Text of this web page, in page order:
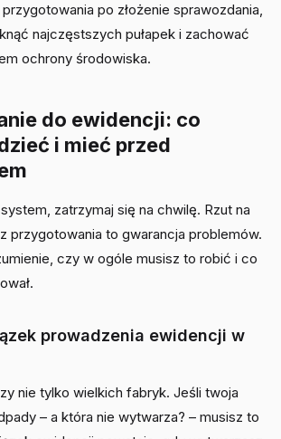
po złożenie sprawozdania,
najczęstszych pułapek i zachować
ochrony środowiska.
do ewidencji: co
i mieć przed
zatrzymaj się na chwilę. Rzut na
przygotowania to gwarancja problemów.
czy w ogóle musisz to robić i co
prowadzenia ewidencji w
nie tylko wielkich fabryk. Jeśli twoja
– a która nie wytwarza? – musisz to